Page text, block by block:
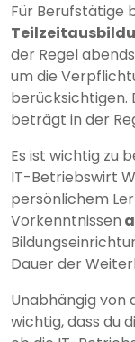
Für Berufstätige
der Regel
um die
berücksichtigen.
beträgt in der
Es ist wichtig zu
IT-Betriebswirt
persönlichem
Vorkenntnissen
Dauer der
Unabhängig von
wichtig, dass du